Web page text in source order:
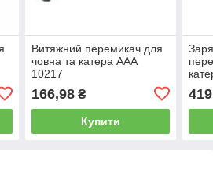
Витяжний перемикач для
човна та катера ААА
10217
166,98₴
Купити